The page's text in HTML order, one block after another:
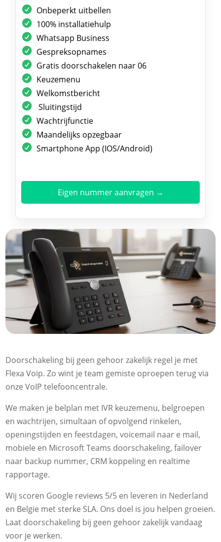
Onbeperkt uitbellen
100% installatiehulp
Whatsapp Business
Gespreksopnames
Gratis doorschakelen naar 06
Keuzemenu
Welkomstbericht
Sluitingstijd
Wachtrijfunctie
Maandelijks opzegbaar
Smartphone App (IOS/Android)
Eigen nummer aanvragen →
Doorschakeling bij geen gehoor zakelijk regel je met
Flexa Voip.​ Zo wint je team gemiste oproepen terug via
onze VoIP telefooncentrale.​
We maken je belplan met IVR keuzemenu, belgroepen
en wachtrijen, simultaan of opvolgend rinkelen,
openingstijden en feestdagen, voicemail naar e mail,
mobiele en Microsoft Teams doorschakeling, failover
naar backup nummer, CRM koppeling en realtime
rapportage.​
Wij scoren Google reviews 5/5 en leveren in Nederland
en Belgie met sterke SLA.​ Ons doel is jou helpen groeien.​
Laat doorschakeling bij geen gehoor zakelijk vandaag
voor je werken.​